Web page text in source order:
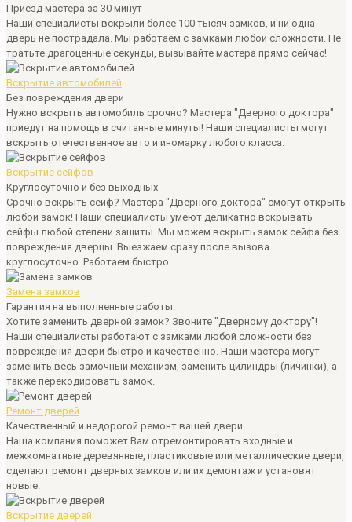
Приезд мастера за 30 минут
Наши специалисты вскрыли более 100 тысяч замков, и ни одна
дверь не пострадала. Мы работаем с замками любой сложности. Не
тратьте драгоценные секунды, вызывайте мастера прямо сейчас!
Вскрытие автомобилей
Без повреждения двери
Нужно вскрыть автомобиль срочно? Мастера "Дверного доктора"
приедут на помощь в считанные минуты! Наши специалисты могут
вскрыть отечественное авто и иномарку любого класса.
Вскрытие сейфов
Круглосуточно и без выходных
Срочно вскрыть сейф? Мастера "Дверного доктора" смогут открыть
любой замок! Наши специалисты умеют деликатно вскрывать
сейфы любой степени защиты. Мы можем вскрыть замок сейфа без
повреждения дверцы. Выезжаем сразу после вызова
круглосуточно. Работаем быстро.
Замена замков
Гарантия на выполненные работы.
Хотите заменить дверной замок? Звоните "Дверному доктору"!
Наши специалисты работают с замками любой сложности без
повреждения двери быстро и качественно. Наши мастера могут
заменить весь замочный механизм, заменить цилиндры (личинки), а
также перекодировать замок.
Ремонт дверей
Качественный и недорогой ремонт вашей двери.
Наша компания поможет Вам отремонтировать входные и
межкомнатные деревянные, пластиковые или металлические двери,
сделают ремонт дверных замков или их демонтаж и установят
новые.
Вскрытие дверей